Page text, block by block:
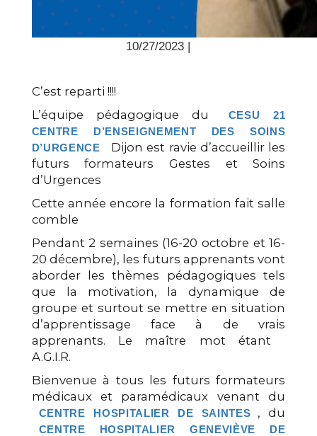
10/27/2023 |
C’est reparti !!!!
L’équipe pédagogique du
CESU 21
CENTRE D’ENSEIGNEMENT DES SOINS
D’URGENCE
Dijon est ravie d’accueillir les
futurs formateurs Gestes et Soins
d’Urgences
Cette année encore la formation fait salle
comble
Pendant 2 semaines (16-20 octobre et 16-
20 décembre), les futurs apprenants vont
aborder les thèmes pédagogiques tels
que la motivation, la dynamique de
groupe et surtout se mettre en situation
d’apprentissage face à de vrais
apprenants. Le maître mot étant
A.G.I.R.
Bienvenue à tous les futurs formateurs
médicaux et paramédicaux venant du
CENTRE HOSPITALIER DE SAINTES , du
CENTRE HOSPITALIER GENEVIÈVE DE